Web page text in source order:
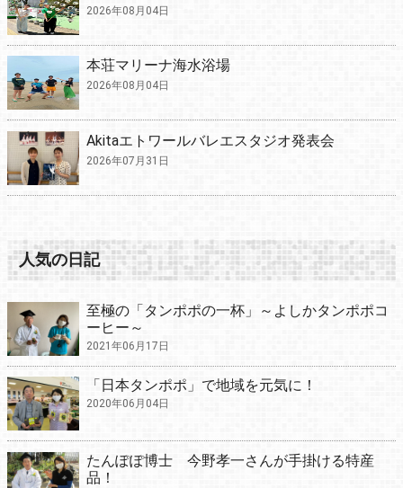
2026年08月04日
本荘マリーナ海水浴場
2026年08月04日
Akitaエトワールバレエスタジオ発表会
2026年07月31日
人気の日記
至極の「タンポポの一杯」～よしかタンポポコ
ーヒー～
2021年06月17日
「日本タンポポ」で地域を元気に！
2020年06月04日
たんぽぽ博士 今野孝一さんが手掛ける特産
品！